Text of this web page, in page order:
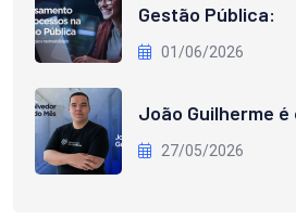
Gestão Pública:
01/06/2026
João Guilherme
27/05/2026